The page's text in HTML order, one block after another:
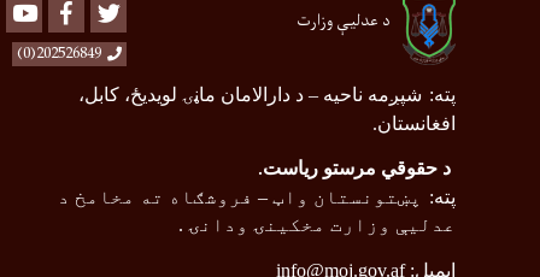
د عدلیې وزارت Youtube Facebook
202526849(0)
پته: شپږمه ناحیه – د دارالامان ماڼۍ لویدیځ، کابل،
افغانستان.
د حقوقي مرستو ریاست.
پته: پښتونستان واټ – فروشګاه ته مخامخ د
عدلیې وزارت مخکینۍ ودانۍ .
ایمیل:info@moj.gov.af